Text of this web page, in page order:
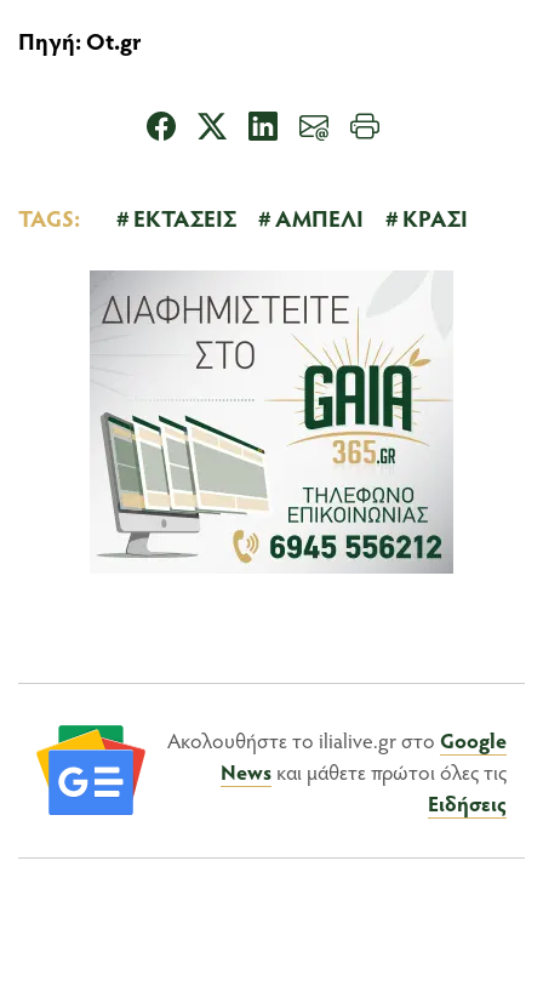
Πηγή:Ot.gr
TAGS: ΕΚΤΑΣΕΙΣ ΑΜΠΕΛΙ ΚΡΑΣΙ
Ακολουθήστε το ilialive.gr στο Google
News και μάθετε πρώτοι όλες τις
Ειδήσεις